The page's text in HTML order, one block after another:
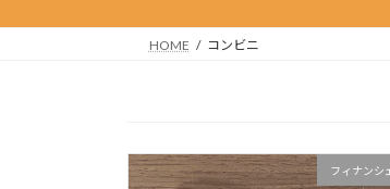
HOME コンビニ
フィナンシ